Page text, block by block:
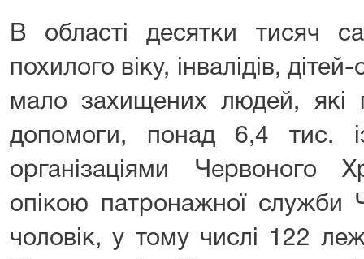
В області десятки тисяч
похилого віку, інвалідів,
мало захищених людей, які
допомоги, понад 6,4 тис.
організаціями Червоного
опікою патронажної служби
чоловік, у тому числі 122